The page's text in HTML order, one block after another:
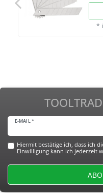
*
E-MAIL *
Hiermit bestätige ich, dass ich
Einwilligung kann ich jederzeit